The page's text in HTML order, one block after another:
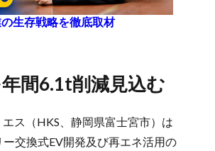
生存戦略を徹底取材
間6.1t削減見込む
ス（HKS、静岡県富士宮市）は
交換式EV開発及び再エネ活用の